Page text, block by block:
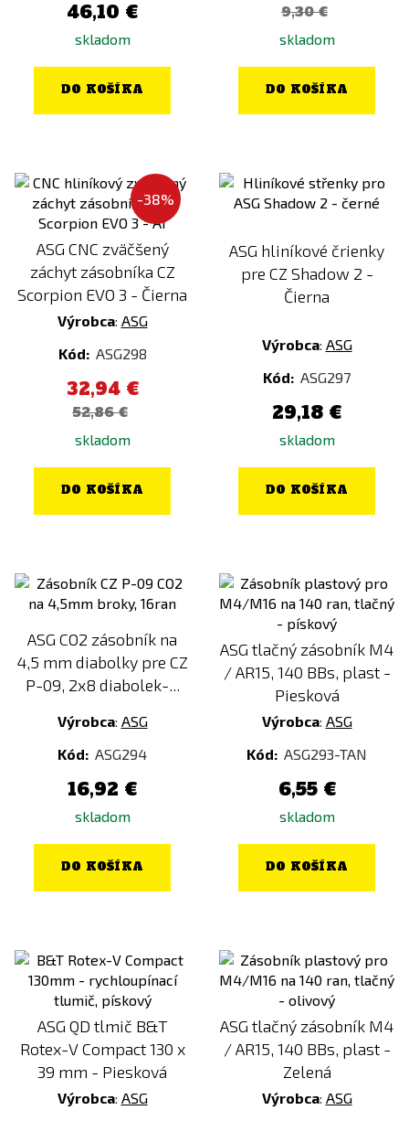
46,10 €
skladom
DO KOŠÍKA
9,30 €
skladom
DO KOŠÍKA
-38%
ASG CNC zväčšený
záchyt zásobníka CZ
Scorpion EVO 3 - Čierna
Výrobca: ASG
Kód: ASG298
32,94 €
52,86 €
skladom
DO KOŠÍKA
ASG hliníkové črienky
pre CZ Shadow 2 -
Čierna
Výrobca: ASG
Kód: ASG297
29,18 €
skladom
DO KOŠÍKA
ASG CO2 zásobník na
4,5 mm diabolky pre CZ
P-09, 2x8 diabolek-...
Výrobca: ASG
Kód: ASG294
16,92 €
skladom
DO KOŠÍKA
ASG tlačný zásobník M4
/ AR15, 140 BBs, plast -
Piesková
Výrobca: ASG
Kód: ASG293-TAN
6,55 €
skladom
DO KOŠÍKA
ASG QD tlmič B&T
Rotex-V Compact 130 x
39 mm - Piesková
Výrobca: ASG
ASG tlačný zásobník M4
/ AR15, 140 BBs, plast -
Zelená
Výrobca: ASG